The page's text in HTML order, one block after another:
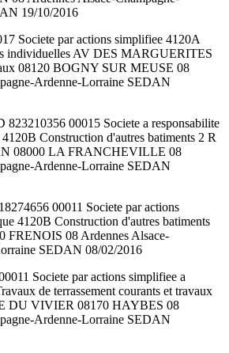
19/10/2016
Societe par actions simplifiee 4120A
individuelles AV DES MARGUERITES
08120 BOGNY SUR MEUSE 08
Ardenne-Lorraine SEDAN
00015 Societe a responsabilite
Construction d'autres batiments 2 R
08000 LA FRANCHEVILLE 08
Ardenne-Lorraine SEDAN
00011 Societe par actions
4120B Construction d'autres batiments
FRENOIS 08 Ardennes Alsace-
SEDAN 08/02/2016
Societe par actions simplifiee a
de terrassement courants et travaux
DU VIVIER 08170 HAYBES 08
Ardenne-Lorraine SEDAN